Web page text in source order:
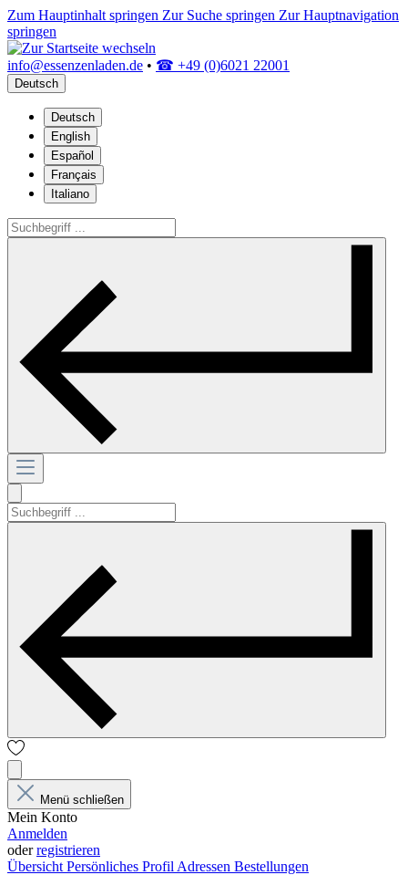
Zum Hauptinhalt springen Zur Suche springen Zur Hauptnavigation
springen
info@essenzenladen.de • ☎ +49 (0)6021 22001
Deutsch
Deutsch
English
Español
Français
Italiano
Menü schließen
Mein Konto
Anmelden
oderregistrieren
Übersicht Persönliches Profil Adressen Bestellungen